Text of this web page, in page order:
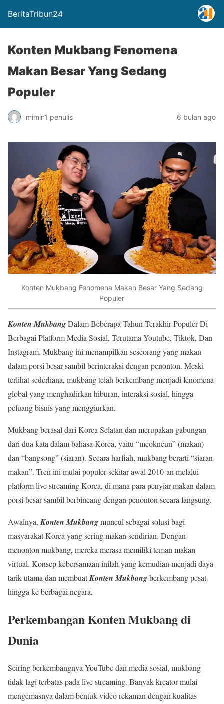
BeritaTribun24
Konten Mukbang Fenomena
Makan Besar Yang Sedang
Populer
mimin1 penulis 6 bulan ago
Konten Mukbang Fenomena Makan Besar Yang Sedang
Populer
Konten MukbangDalam Beberapa Tahun Terakhir Populer Di
Berbagai Platform Media Sosial, Terutama Youtube, Tiktok, Dan
Instagram. Mukbang ini menampilkan seseorang yang makan
dalam porsi besar sambil berinteraksi dengan penonton. Meski
terlihat sederhana, mukbang telah berkembang menjadi fenomena
global yang menghadirkan hiburan, interaksi sosial, hingga
peluang bisnis yang menggiurkan.
Mukbang berasal dari Korea Selatan dan merupakan gabungan
dari dua kata dalam bahasa Korea, yaitu “meokneun” (makan)
dan “bangsong” (siaran). Secara harfiah, mukbang berarti “siaran
makan”. Tren ini mulai populer sekitar awal 2010-an melalui
platform live streaming Korea, di mana para penyiar makan dalam
porsi besar sambil berbincang dengan penonton secara langsung.
Awalnya,Konten Mukbangmuncul sebagai solusi bagi
masyarakat Korea yang sering makan sendirian. Dengan
menonton mukbang, mereka merasa memiliki teman makan
virtual. Konsep kebersamaan inilah yang kemudian menjadi daya
tarik utama dan membuatKonten Mukbangberkembang pesat
hingga ke berbagai negara.
Perkembangan Konten Mukbang di
Dunia
Seiring berkembangnya YouTube dan media sosial, mukbang
tidak lagi terbatas pada live streaming. Banyak kreator mulai
mengemasnya dalam bentuk video rekaman dengan kualitas